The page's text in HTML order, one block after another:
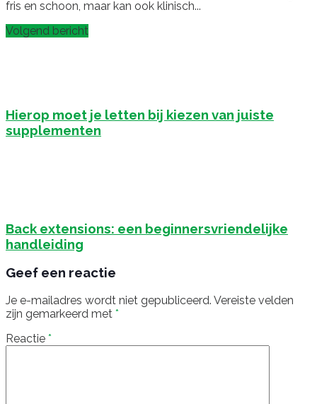
fris en schoon, maar kan ook klinisch...
Volgend bericht
Hierop moet je letten bij kiezen van juiste
supplementen
Back extensions: een beginnersvriendelijke
handleiding
Geef een reactie
Je e-mailadres wordt niet gepubliceerd. Vereiste velden
zijn gemarkeerd met *
Reactie *